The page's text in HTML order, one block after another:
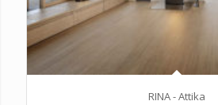
RINA - Attika